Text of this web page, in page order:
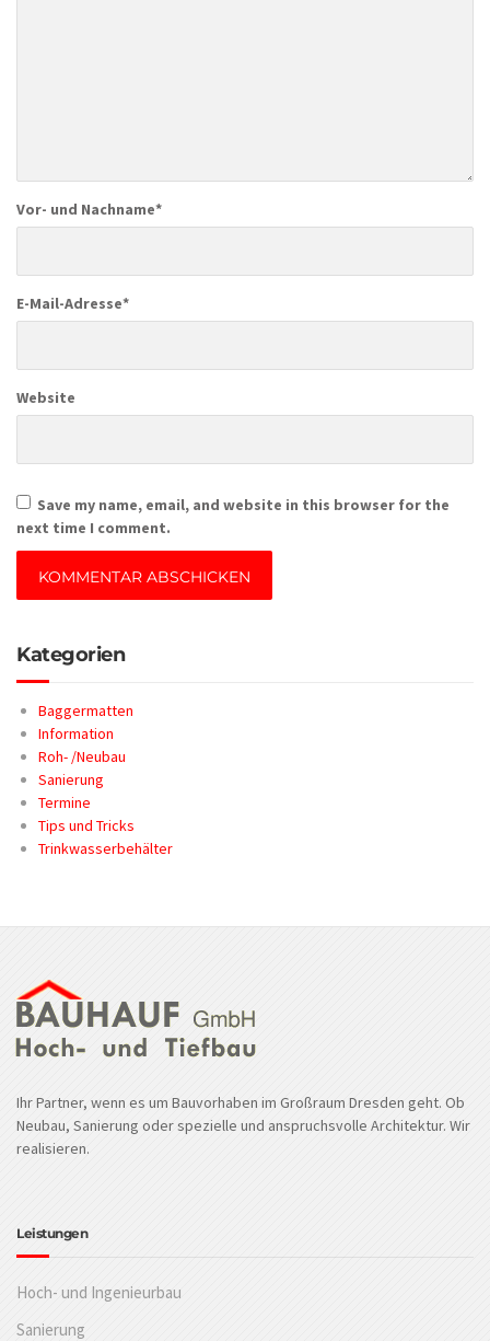
Vor- und Nachname*
E-Mail-Adresse*
Website
Save my name, email, and website in this browser for the
next time I comment.
Kategorien
Baggermatten
Information
Roh- /Neubau
Sanierung
Termine
Tips und Tricks
Trinkwasserbehälter
Ihr Partner, wenn es um Bauvorhaben im Großraum Dresden geht. Ob
Neubau, Sanierung oder spezielle und anspruchsvolle Architektur. Wir
realisieren.
Leistungen
Hoch- und Ingenieurbau
Sanierung